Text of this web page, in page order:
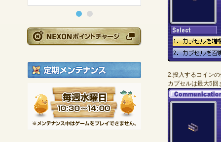
NEXONポイントチ
毎週水曜日 10:30
※メンテナンス中は
2.投入するコイン
カプセルは最大5